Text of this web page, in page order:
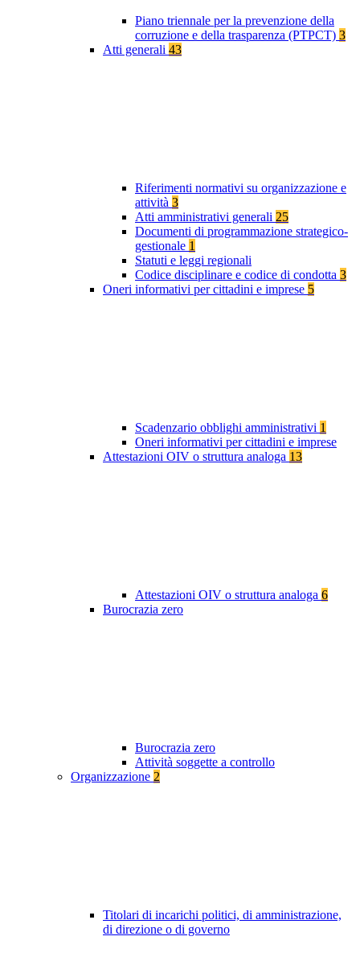
Piano triennale per la prevenzione della
corruzione e della trasparenza (PTPCT) 3
Atti generali 43
Riferimenti normativi su organizzazione e
attività 3
Atti amministrativi generali 25
Documenti di programmazione strategico-
gestionale 1
Statuti e leggi regionali
Codice disciplinare e codice di condotta 3
Oneri informativi per cittadini e imprese 5
Scadenzario obblighi amministrativi 1
Oneri informativi per cittadini e imprese
Attestazioni OIV o struttura analoga 13
Attestazioni OIV o struttura analoga 6
Burocrazia zero
Burocrazia zero
Attività soggette a controllo
Organizzazione 2
Titolari di incarichi politici, di amministrazione,
di direzione o di governo